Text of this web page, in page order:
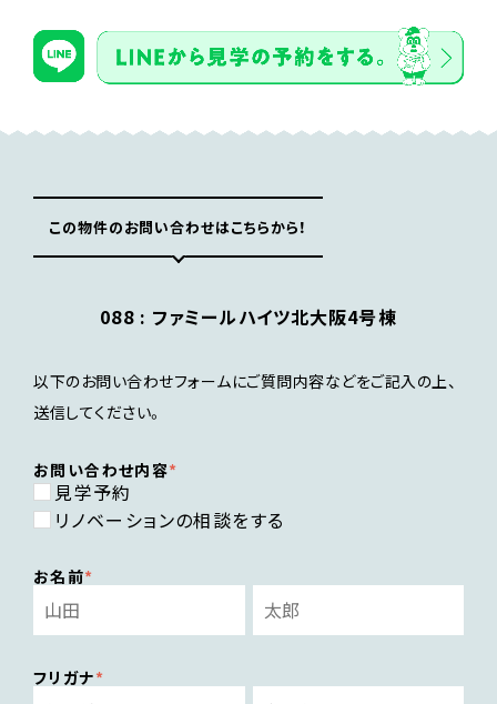
この物件のお問い合わせはこちらから！
088 : ファミールハイツ北大阪4号棟
以下のお問い合わせフォームにご質問内容などをご記入の上、
送信してください。
お問い合わせ内容
見学予約
リノベーションの相談をする
お名前
フリガナ